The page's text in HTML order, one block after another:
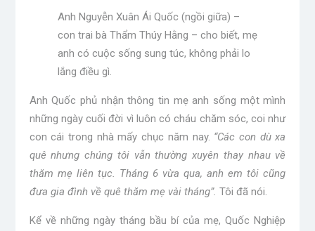
Anh Nguyễn Xuân Ái Quốc (ngồi giữa) –
con trai bà Thẩm Thúy Hằng – cho biết, mẹ
anh có cuộc sống sung túc, không phải lo
lắng điều gì.
Anh Quốc phủ nhận thông tin mẹ anh sống một mình
những ngày cuối đời vì luôn có cháu chăm sóc, coi như
con cái trong nhà mấy chục năm nay. “Các con dù xa
quê nhưng chúng tôi vẫn thường xuyên thay nhau về
thăm mẹ liên tục. Tháng 6 vừa qua, anh em tôi cũng
đưa gia đình về quê thăm mẹ vài tháng”. Tôi đã nói.
Kể về những ngày tháng bầu bí của mẹ, Quốc Nghiệp